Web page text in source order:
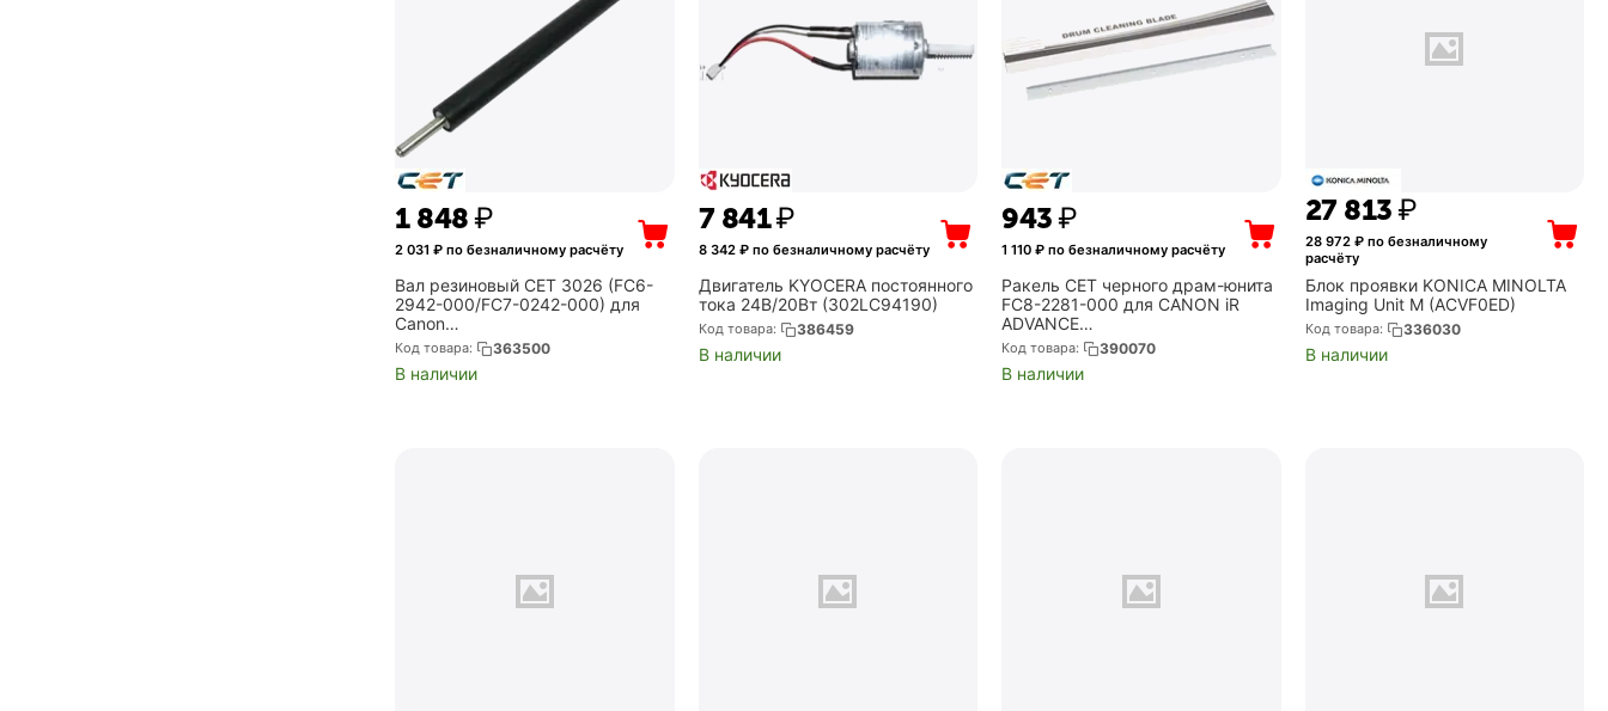
1 848₽
2 031 ₽ по безналичному расчёту
Вал резиновый CET 3026 (FC6-
2942-000/FC7-0242-000) для
Canon
iR2270/2870/2520/2525/2530/302
5/3225 (CET3026)
Код товара: 363500
В наличии
7 841₽
8 342₽ по безналичному расчёту
Двигатель KYOCERA постоянного
тока 24В/20Вт (302LC94190)
Код товара: 386459
В наличии
‍943‍₽
1 110 ₽ по безналичному расчёту
Ракель CET черного драм-юнита
FC8-2281-000 для CANON iR
ADVANCE
C7055/C7270/C9065PRO/C7565i/
С7580 , 5138 (CET5138)
Код товара: 390070
В наличии
27 813₽
28 972₽ по безналичному
расчёту
Блок проявки KONICA MINOLTA
Imaging Unit M (ACVF0ED)
Код товара: 336030
В наличии